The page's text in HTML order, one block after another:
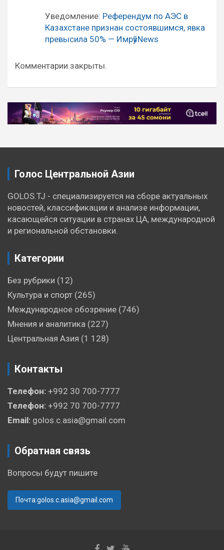
Уведомление: Референдум по АЭС в
Казахстане признан состоявшимся, явка
превысила 50% — ИмрӯзNews
Комментарии закрыты.
Голос Центральной Азии
GOLOS.TJ - специализируется на сборе актуальных
новостей, классификации и анализе информации,
касающейся ситуации в странах ЦА, международной
и региональной обстановки.
Категории
Без рубрики (12)
Культура и спорт (265)
Международное обозрение (746)
Мнения и аналитика (227)
Центральная Азия (1 128)
Контакты
Телефон: +992 30 700-7777
Телефон: +992 70 700-7777
Email: golos.c.asia@gmail.com
Обратная связь
Вопросы будут пишите
Почта:golos.c.asia@gmail.com